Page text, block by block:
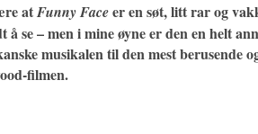
atFunny Faceer en søt, litt rar og
se – men i mine øyne er den en helt
musikalen til den mest berusende
filmen.